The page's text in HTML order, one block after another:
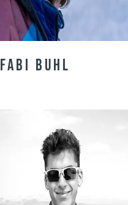
Fabi Buhl